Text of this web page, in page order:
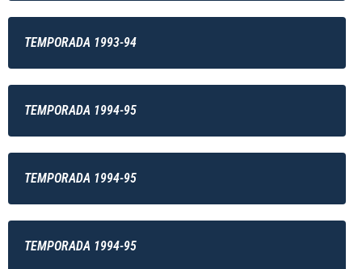
TEMPORADA 1993-94
TEMPORADA 1994-95
TEMPORADA 1994-95
TEMPORADA 1994-95